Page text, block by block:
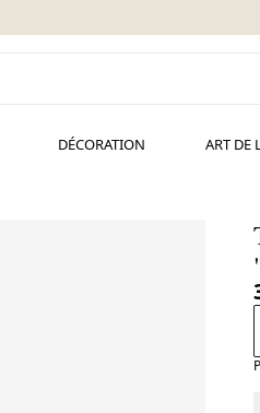
DÉCORATION ART DE